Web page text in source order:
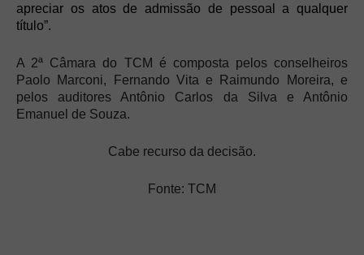
apreciar os atos de admissão de pessoal a qualquer
título”.
A 2ª Câmara do TCM é composta pelos conselheiros
Paolo Marconi, Fernando Vita e Raimundo Moreira, e
pelos auditores Antônio Carlos da Silva e Antônio
Emanuel de Souza.
Cabe recurso da decisão.
Fonte: TCM